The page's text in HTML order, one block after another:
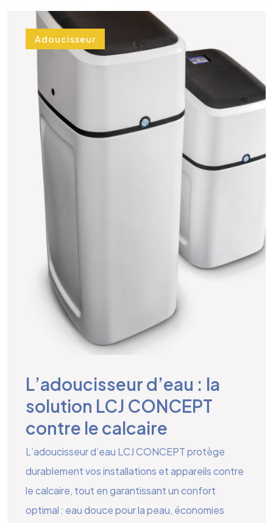
Adoucisseur
L’adoucisseur d’eau : la
solution LCJ CONCEPT
contre le calcaire
L’adoucisseur d’eau LCJ CONCEPT protège
durablement vos installations et appareils contre
le calcaire, tout en garantissant un confort
optimal : eau douce pour la peau, économies